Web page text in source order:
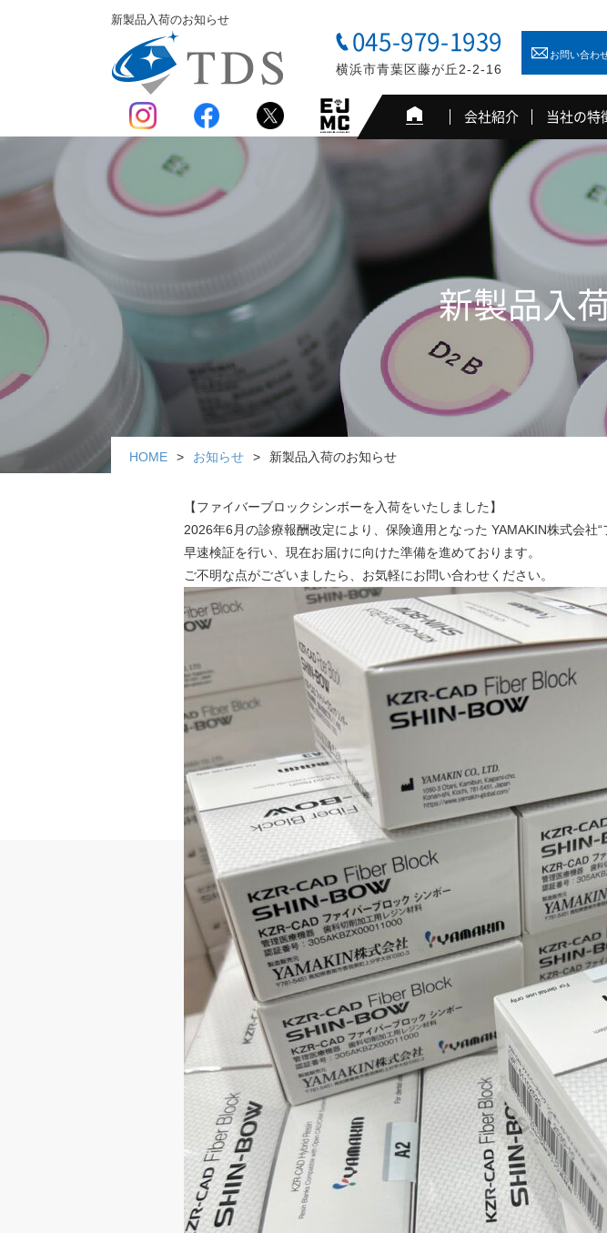
新製品入荷のお知らせ
045-979-1939
横浜市青葉区藤が丘2-2-16
お問い合わ
会社紹介 当社の特
新製品入
HOME お知らせ 新製品入荷のお知らせ
【ファイバーブロックシンボーを入荷をいたしました】
2026年6月の診療報酬改定により、保険適用となった YAMAKIN株式会社
早速検証を行い、現在お届けに向けた準備を進めております。
ご不明な点がございましたら、お気軽にお問い合わせください。